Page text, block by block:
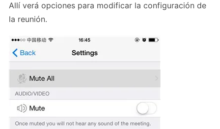
Allí verá opciones para modificar la configuración de
la reunión.